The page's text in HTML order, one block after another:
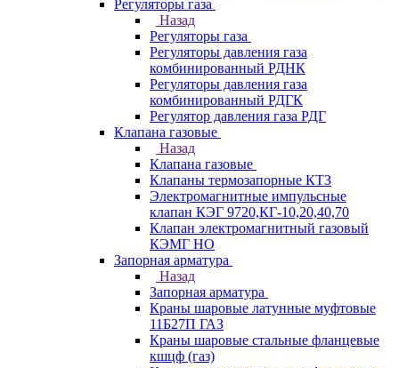
Регуляторы газа
Назад
Регуляторы газа
Регуляторы давления газа
комбинированный РДНК
Регуляторы давления газа
комбинированный РДГК
Регулятор давления газа РДГ
Клапана газовые
Назад
Клапана газовые
Клапаны термозапорные КТЗ
Электромагнитные импульсные
клапан КЭГ 9720,КГ-10,20,40,70
Клапан электромагнитный газовый
КЭМГ НО
Запорная арматура
Назад
Запорная арматура
Краны шаровые латунные муфтовые
11Б27П ГАЗ
Краны шаровые стальные фланцевые
кшцф (газ)